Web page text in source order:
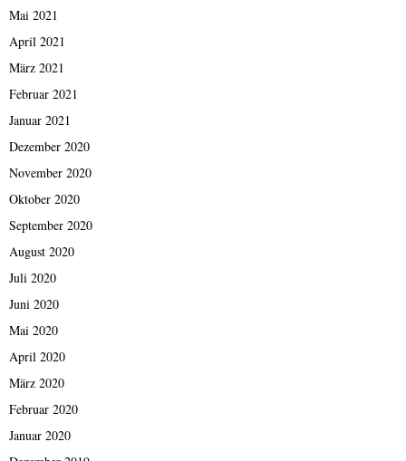
Mai 2021
April 2021
März 2021
Februar 2021
Januar 2021
Dezember 2020
November 2020
Oktober 2020
September 2020
August 2020
Juli 2020
Juni 2020
Mai 2020
April 2020
März 2020
Februar 2020
Januar 2020